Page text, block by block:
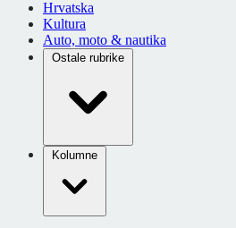
Hrvatska
Kultura
Auto, moto & nautika
Ostale rubrike
Kolumne